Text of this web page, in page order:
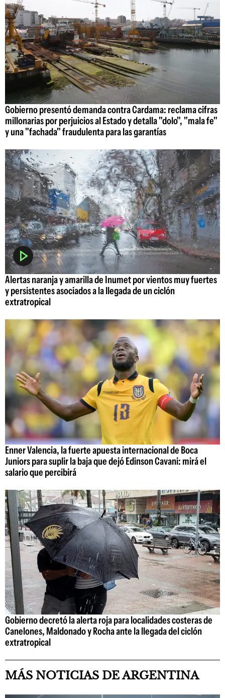
Gobierno presentó demanda contra Cardama: reclama cifras
millonarias por perjuicios al Estado y detalla "dolo", "mala fe"
y una "fachada" fraudulenta para las garantías
Alertas naranja y amarilla de Inumet por vientos muy fuertes
y persistentes asociados a la llegada de un ciclón
extratropical
Enner Valencia, la fuerte apuesta internacional de Boca
Juniors para suplir la baja que dejó Edinson Cavani: mirá el
salario que percibirá
Gobierno decretó la alerta roja para localidades costeras de
Canelones, Maldonado y Rocha ante la llegada del ciclón
extratropical
MÁS NOTICIAS DE ARGENTINA